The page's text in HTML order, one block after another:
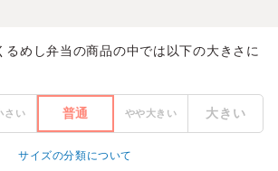
るめし弁当の商品の中では以下の大きさに
さい 普通 やや大きい 大きい
サイズの分類について